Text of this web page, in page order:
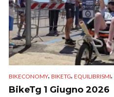
BIKECONOMY, BIKETG, EQUILIBRISMI,
BikeTg 1 Giugno 2026